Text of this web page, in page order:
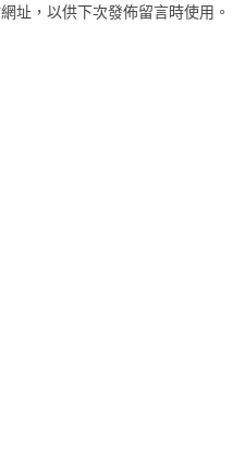
址，以供下次發佈留言時使用。